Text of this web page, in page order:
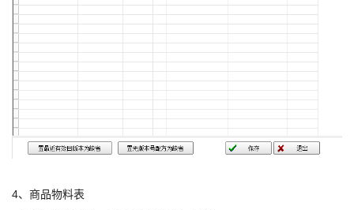
4、商品物料表